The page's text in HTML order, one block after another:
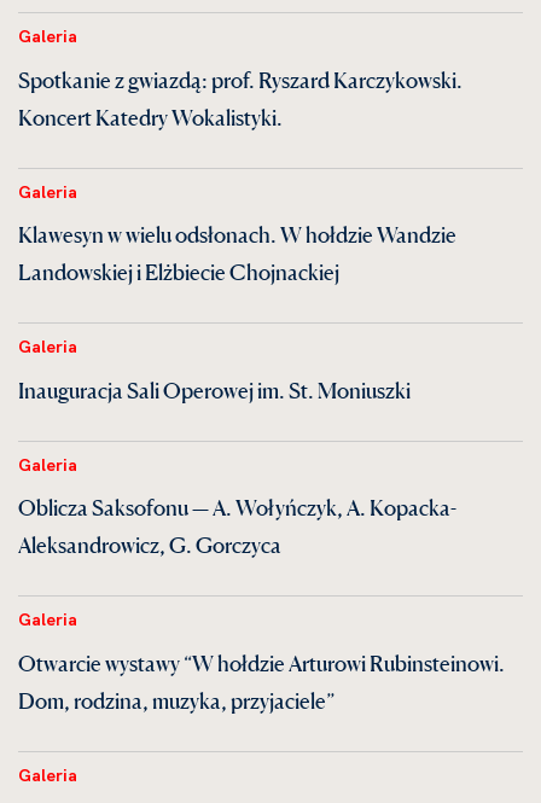
Galeria
Spotkanie z gwiazdą: prof. Ryszard Karczykowski.
Koncert Katedry Wokalistyki.
Galeria
Klawesyn w wielu odsłonach. W hołdzie Wandzie
Landowskiej i Elżbiecie Chojnackiej
Galeria
Inauguracja Sali Operowej im. St. Moniuszki
Galeria
Oblicza Saksofonu — A. Wołyńczyk, A. Kopacka-
Aleksandrowicz, G. Gorczyca
Galeria
Otwarcie wystawy “W hołdzie Arturowi Rubinsteinowi.
Dom, rodzina, muzyka, przyjaciele”
Galeria